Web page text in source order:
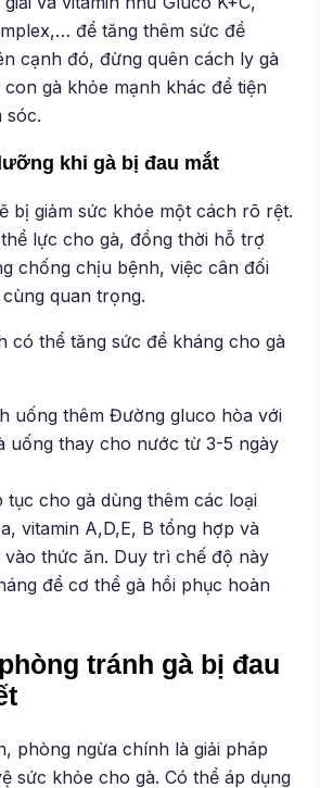
để tăng thêm sức đề
cạnh đó, đừng quên cách ly gà
gà khỏe mạnh khác để tiện
sóc.
khi gà bị đau mắt
bị giảm sức khỏe một cách rõ rệt.
lực cho gà, đồng thời hỗ trợ
chống chịu bệnh, việc cân đối
quan trọng.
có thể tăng sức đề kháng cho gà
uống thêm Đường gluco hòa với
uống thay cho nước từ 3-5 ngày
tục cho gà dùng thêm các loại
vitamin A,D,E, B tổng hợp và
thức ăn. Duy trì chế độ này
để cơ thể gà hồi phục hoàn
tránh gà bị đau
phòng ngừa chính là giải pháp
sức khỏe cho gà. Có thể áp dụng